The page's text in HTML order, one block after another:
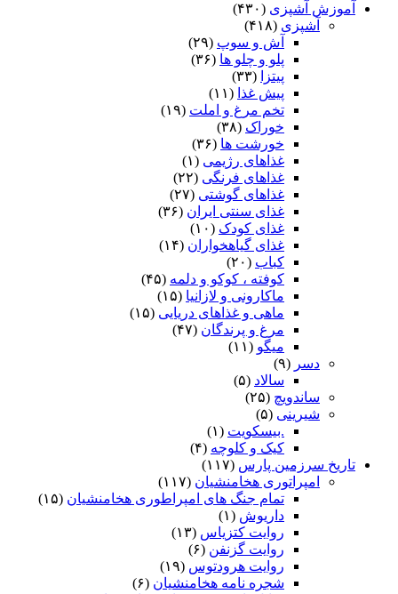
آموزش آشپزی (۴۳۰)
آشپزی (۴۱۸)
آش و سوپ (۲۹)
پلو و چلو ها (۳۶)
پیتزا
(۳۳)
پیش غذا (۱۱)
تخم مرغ و املت (۱۹)
خوراک (۳۸)
خورشت ها (۳۶)
غذاهای رژیمی (۱)
غذاهای فرنگی (۲۲)
غذاهای گوشتی (۲۷)
غذای سنتی ایران (۳۶)
غذای کودک (۱۰)
غذای گیاهخواران (۱۴)
کباب (۲۰)
کوفته ، کوکو و دلمه (۴۵)
ماکارونی و لازانیا (۱۵)
ماهی و غذاهای دریایی (۱۵)
مرغ و پرندگان (۴۷)
میگو (۱۱)
دسر (۹)
سالاد (۵)
ساندویچ (۲۵)
شیرینی (۵)
.بیسکویت (۱)
کیک و کلوچه (۴)
تاریخ سرزمین پارس (۱۱۷)
امپراتوری هخامنشیان (۱۱۷)
تمام جنگ های امپراطوری هخامنشیان (۱۵)
داریوش (۱)
روایت کتزیاس (۱۳)
روایت گزنفن (۶)
روایت هرودتوس (۱۹)
شجره نامه هخامنشیان (۶)